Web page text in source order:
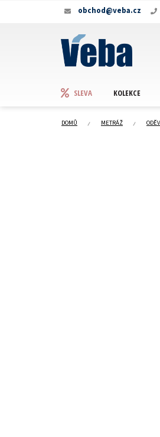
obchod@veba.cz
SLEVA KOLEKCE
DOMŮ METRÁŽ